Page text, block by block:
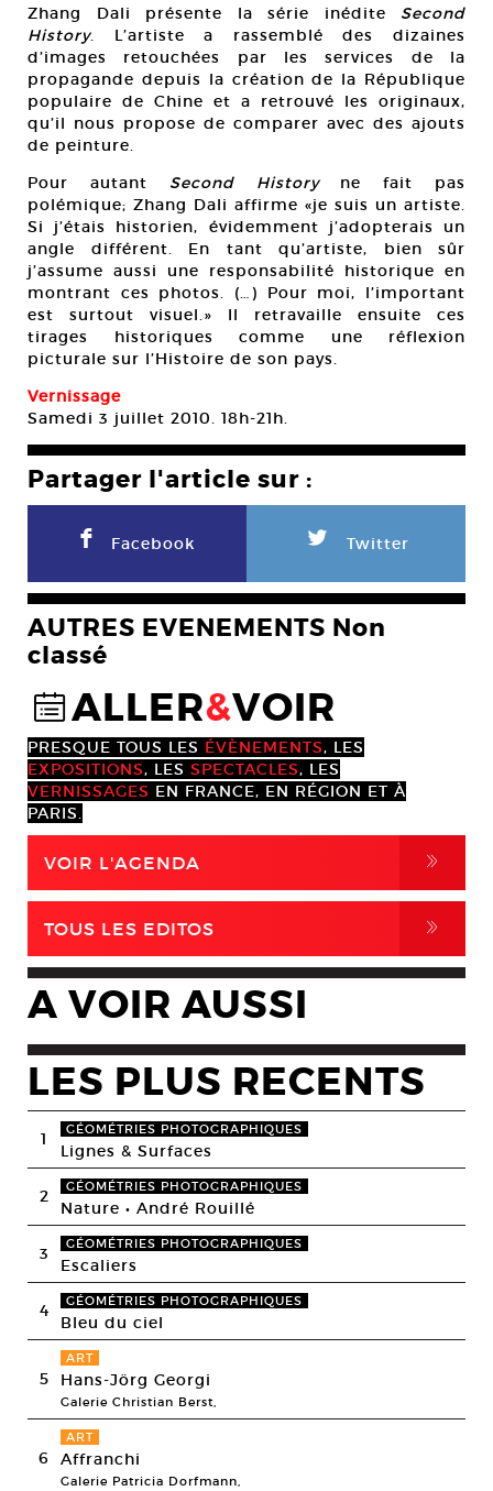
Zhang Dali présente la série inédite Second
History. L’artiste a rassemblé des dizaines
d’images retouchées par les services de la
propagande depuis la création de la République
populaire de Chine et a retrouvé les originaux,
qu’il nous propose de comparer avec des ajouts
de peinture.
Pour autant Second Historyne fait pas
polémique; Zhang Dali affirme «je suis un artiste.
Si j’étais historien, évidemment j’adopterais un
angle différent. En tant qu’artiste, bien sûr
j’assume aussi une responsabilité historique en
montrant ces photos. (…) Pour moi, l’important
est surtout visuel.» Il retravaille ensuite ces
tirages historiques comme une réflexion
picturale sur l’Histoire de son pays.
Vernissage
Samedi 3 juillet 2010. 18h-21h.
Partager l'article sur :
F Facebook L Twitter
AUTRES EVENEMENTS Non
classé
@ALLER&VOIR
PRESQUE TOUS LES ÉVÈNEMENTS, LES
EXPOSITIONS, LES SPECTACLES, LES
VERNISSAGES EN FRANCE, EN RÉGION ET À
PARIS.
VOIR L'AGENDA ,
TOUS LES EDITOS ,
A VOIR AUSSI
LES PLUS RECENTS
1 GÉOMÉTRIES PHOTOGRAPHIQUES
Lignes & Surfaces
2 GÉOMÉTRIES PHOTOGRAPHIQUES
Nature • André Rouillé
3 GÉOMÉTRIES PHOTOGRAPHIQUES
Escaliers
4 GÉOMÉTRIES PHOTOGRAPHIQUES
Bleu du ciel
5
ART
Hans-Jörg Georgi
Galerie Christian Berst,
6
ART
Affranchi
Galerie Patricia Dorfmann,